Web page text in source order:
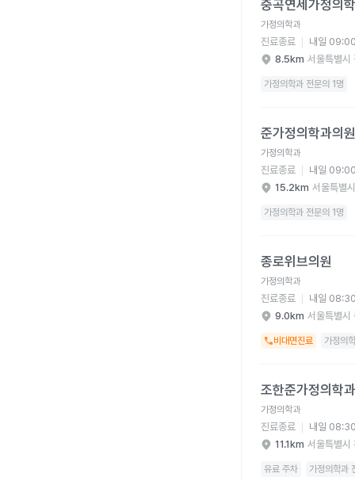
중곡연세가정의
가정의학과
진료종료
내일
8.5km 서울특별시
가정의학과 전문의 1명
준가정의학과의원
가정의학과
진료종료
내일
15.2km 서울특별
가정의학과 전문의 1명
종로위브의원
가정의학과
진료종료
내일
9.0km 서울특별시
비대면진료 가정의
조한준가정의학
가정의학과
진료종료
내일
11.1km 서울특별시
유료 주차 가정의학과